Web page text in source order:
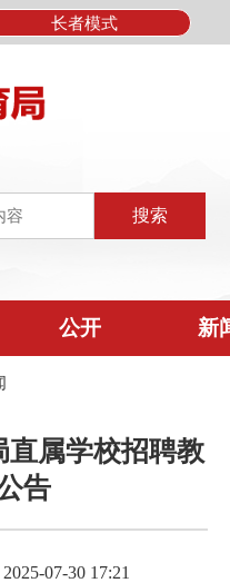
长者模式
公开 新
直属学校招聘教
告
07-30 17:21